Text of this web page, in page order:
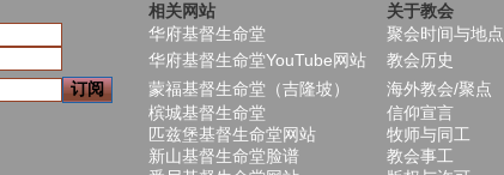
相关网站 关于教会
华府基督生命堂 聚会时间与地点
华府基督生命堂YouTube网站 教会历史
蒙福基督生命堂（吉隆坡） 海外教会/聚点
槟城基督生命堂
信仰宣言
匹兹堡基督生命堂网站 牧师与同工
新山基督生命堂脸谱
教会事工